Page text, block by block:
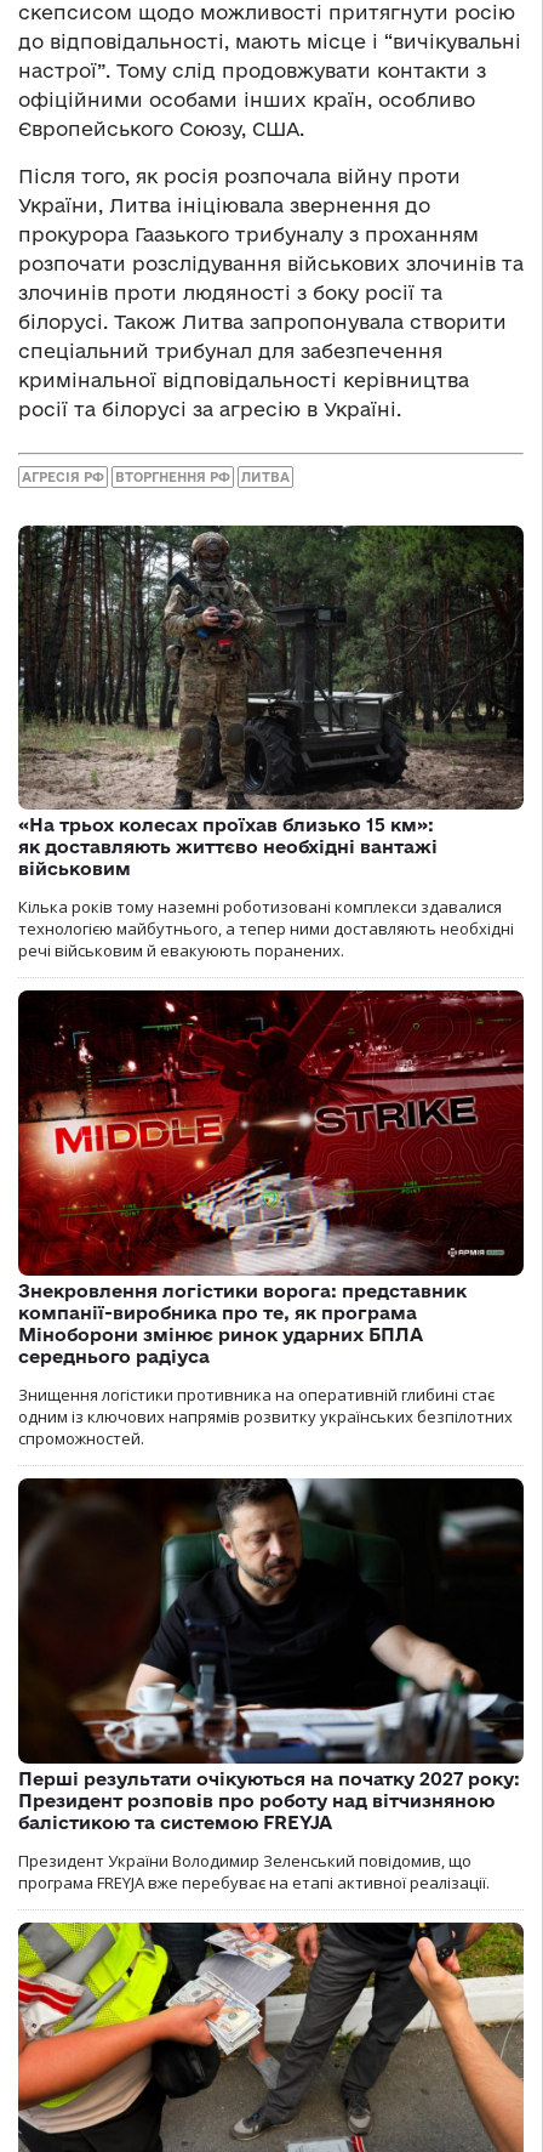
скепсисом щодо можливості притягнути росію
до відповідальності, мають місце і “вичікувальні
настрої”. Тому слід продовжувати контакти з
офіційними особами інших країн, особливо
Європейського Союзу, США.
Після того, як росія розпочала війну проти
України, Литва ініціювала звернення до
прокурора Гаазького трибуналу з проханням
розпочати розслідування військових злочинів та
злочинів проти людяності з боку росії та
білорусі. Також Литва запропонувала створити
спеціальний трибунал для забезпечення
кримінальної відповідальності керівництва
росії та білорусі за агресію в Україні.
АГРЕСІЯ РФ ВТОРГНЕННЯ РФ ЛИТВА
«На трьох колесах проїхав близько 15 км»:
як доставляють життєво необхідні вантажі
військовим
Кілька років тому наземні роботизовані комплекси здавалися
технологією майбутнього, а тепер ними доставляють необхідні
речі військовим й евакуюють поранених.
Знекровлення логістики ворога: представник
компанії-виробника про те, як програма
Міноборони змінює ринок ударних БПЛА
середнього радіуса
Знищення логістики противника на оперативній глибині стає
одним із ключових напрямів розвитку українських безпілотних
спроможностей.
Перші результати очікуються на початку 2027 року:
Президент розповів про роботу над вітчизняною
балістикою та системою FREYJA
Президент України Володимир Зеленський повідомив, що
програма FREYJA вже перебуває на етапі активної реалізації.